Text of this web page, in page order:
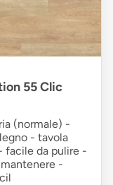
55 Clic
(normale) -
- tavola
facile da pulire -
-